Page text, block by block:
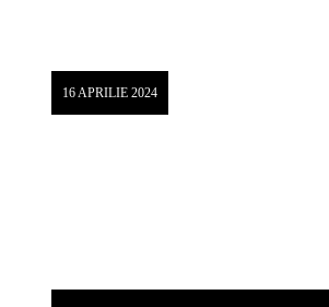
16 APRILIE 2024